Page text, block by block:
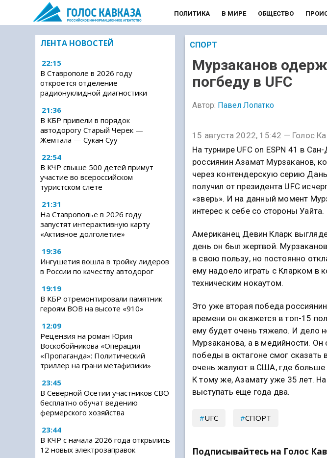
ПОЛИТИКА В МИРЕ ОБЩЕСТВО
ЛЕНТА НОВОСТЕЙ
22:15
В Ставрополе в 2026 году
откроется отделение
радионуклидной диагностики
21:36
В КБР привели в порядок
автодорогу Старый Черек —
Жемтала — Сукан Суу
22:54
В КЧР свыше 500 детей примут
участие во всероссийском
туристском слете
21:31
На Ставрополье в 2026 году
запустят интерактивную карту
«Активное долголетие»
19:36
Ингушетия вошла в тройку лидеров
в России по качеству автодорог
19:19
В КБР отремонтировали памятник
героям ВОВ на высоте «910»
12:09
Рецензия на роман Юрия
Воскобойникова «Операция
«Пропаганда»: Политический
триллер на грани метафизики»
23:45
В Северной Осетии участников СВО
бесплатно обучат ведению
фермерского хозяйства
23:44
В КЧР с начала 2026 года открылись
12 новых электрозаправок
СПОРТ
Мурзаканов
погбеду в UFC
Автор: Павел Лопатко
15 августа 2022, 15:42 — Голос
На турнире UFC on ESPN 41 в
россиянин Азамат Мурзаканов,
через контендерскую серию
получил от президента UFC
«зверь». И на данный момент
интерес к себе со стороны Уайта.
Американец Девин Кларк
день он был жертвой.
в свою пользу, но постоянно
ему надоело играть с Кларком в
техническим нокаутом.
Это уже вторая победа
времени он окажется в топ-15
ему будет очень тяжело. И дело
Мурзаканова, а в медийности.
победы в октагоне смог сказать
очень жалуют в США, где
К тому же, Азамату уже 35 лет.
выступать еще года два.
UFC СПОРТ
Подписывайтесь на Голос